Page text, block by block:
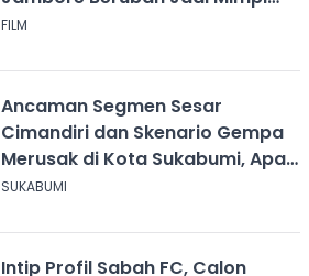
Buruk
FILM
Ancaman Segmen Sesar
Cimandiri dan Skenario Gempa
Merusak di Kota Sukabumi, Apa
yang Harus Dilakukan?
SUKABUMI
Intip Profil Sabah FC, Calon